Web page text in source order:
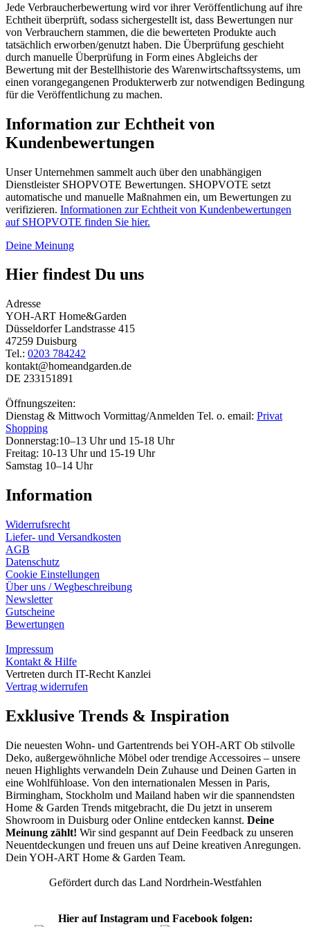
Jede Verbraucherbewertung wird vor ihrer Veröffentlichung auf ihre
Echtheit überprüft, sodass sichergestellt ist, dass Bewertungen nur
von Verbrauchern stammen, die die bewerteten Produkte auch
tatsächlich erworben/genutzt haben. Die Überprüfung geschieht
durch manuelle Überprüfung in Form eines Abgleichs der
Bewertung mit der Bestellhistorie des Warenwirtschaftssystems, um
einen vorangegangenen Produkterwerb zur notwendigen Bedingung
für die Veröffentlichung zu machen.
Information zur Echtheit von
Kundenbewertungen
Unser Unternehmen sammelt auch über den unabhängigen
Dienstleister SHOPVOTE Bewertungen. SHOPVOTE setzt
automatische und manuelle Maßnahmen ein, um Bewertungen zu
verifizieren. Informationen zur Echtheit von Kundenbewertungen
auf SHOPVOTE finden Sie hier.
Deine Meinung
Hier findest Du uns
Adresse
YOH-ART Home&Garden
Düsseldorfer Landstrasse 415
47259 Duisburg
Tel.: 0203 784242
kontakt@homeandgarden.de
DE 233151891
Öffnungszeiten:
Dienstag & Mittwoch Vormittag/Anmelden Tel. o. email: Privat
Shopping
Donnerstag:10–13 Uhr und 15-18 Uhr
Freitag: 10-13 Uhr und 15-19 Uhr
Samstag 10–14 Uhr
Information
Widerrufsrecht
Liefer- und Versandkosten
AGB
Datenschutz
Cookie Einstellungen
Über uns / Wegbeschreibung
Newsletter
Gutscheine
Bewertungen
Impressum
Kontakt & Hilfe
Vertreten durch IT-Recht Kanzlei
Vertrag widerrufen
Exklusive Trends & Inspiration
Die neuesten Wohn- und Gartentrends bei YOH‑ART Ob stilvolle
Deko, außergewöhnliche Möbel oder trendige Accessoires – unsere
neuen Highlights verwandeln Dein Zuhause und Deinen Garten in
eine Wohlfühloase. Von den internationalen Messen in Paris,
Birmingham, Stockholm und Mailand haben wir die spannendsten
Home & Garden Trends mitgebracht, die Du jetzt in unserem
Showroom in Duisburg oder Online entdecken kannst. Deine
Meinung zählt! Wir sind gespannt auf Dein Feedback zu unseren
Neuentdeckungen und freuen uns auf Deine kreativen Anregungen.
Dein YOH‑ART Home & Garden Team.
Gefördert durch das Land Nordrhein-Westfahlen
Hier auf Instagram und Facebook folgen: